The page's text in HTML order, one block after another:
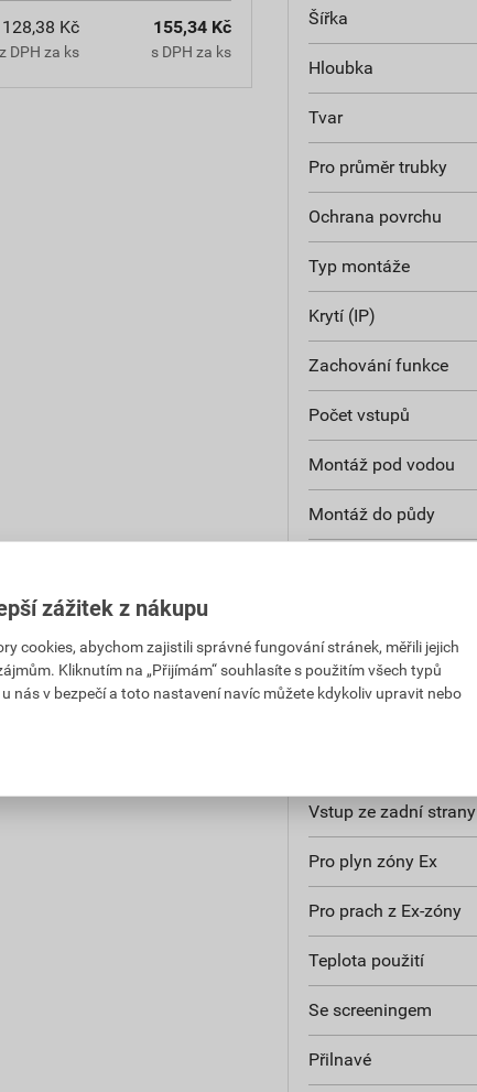
128,38 Kč
DPH za ks
155,34 Kč
s DPH za ks
Šířka
Hloubka
Tvar
Pro průměr trubky
Ochrana povrchu
Typ montáže
Krytí (IP)
Zachování funkce
Počet vstupů
Montáž pod vodou
Montáž do půdy
Upevnění krytu
Vstup ze zadní strany
Pro plyn zóny Ex
Pro prach z Ex-zóny
Teplota použití
Se screeningem
Přilnavé
zážitek z nákupu
cookies, abychom zajistili správné fungování stránek, měřili jejich
Kliknutím na „Přijímám“ souhlasíte s použitím všech typů
nás v bezpečí a toto nastavení navíc můžete kdykoliv upravit nebo